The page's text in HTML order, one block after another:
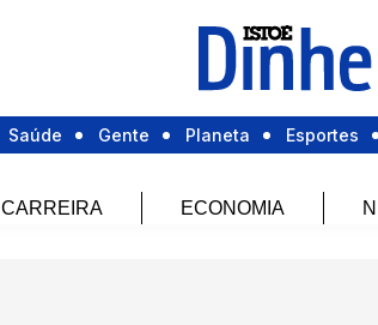
Saúde Gente Planeta Esportes
CARREIRA ECONOMIA